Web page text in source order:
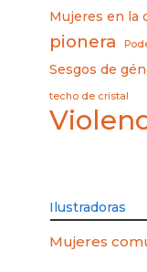
Mujeres en la
pionera
Sesgos de
techo de cristal
Ilustradoras
Mujeres